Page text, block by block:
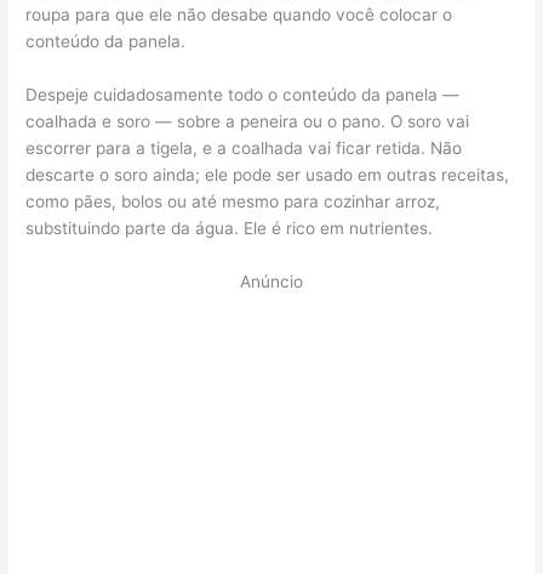
roupa para que ele não desabe quando você colocar o
conteúdo da panela.
Despeje cuidadosamente todo o conteúdo da panela —
coalhada e soro — sobre a peneira ou o pano. O soro vai
escorrer para a tigela, e a coalhada vai ficar retida. Não
descarte o soro ainda; ele pode ser usado em outras receitas,
como pães, bolos ou até mesmo para cozinhar arroz,
substituindo parte da água. Ele é rico em nutrientes.
Anúncio